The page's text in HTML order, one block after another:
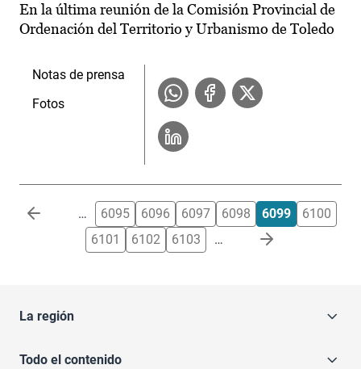
En la última reunión de la Comisión Provincial de
Ordenación del Territorio y Urbanismo de Toledo
Notas de prensa
Fotos
Paginación … 6095 6096 6097 6098 6099
6100
6101
6102 6103 …
La región
Todo el contenido